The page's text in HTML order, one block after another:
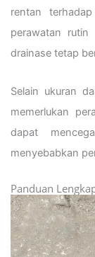
rentan
perawatan
drainase tetap
Selain ukuran
memerlukan
dapat
menyebabkan
Panduan